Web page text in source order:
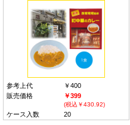
参考上代
￥400
販売価格
￥399
(税込￥430.92)
ケース入数 20